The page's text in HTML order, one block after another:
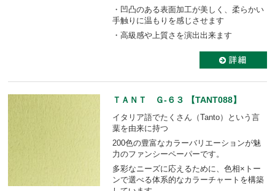
・凹凸のある表面加工が美しく、柔らかい
手触りに温もりを感じさせます
・高級感や上質さを演出出来ます
ＴＡＮＴ Ｇ-６３ 【TANT088】
イタリア語でたくさん（Tanto）という言
葉を由来に持つ
200色の豊富なカラーバリエーションが魅
力のファンシーペーパーです。
多彩なニーズに応えるために、色相×トー
ンで選べる体系的なカラーチャートを構築